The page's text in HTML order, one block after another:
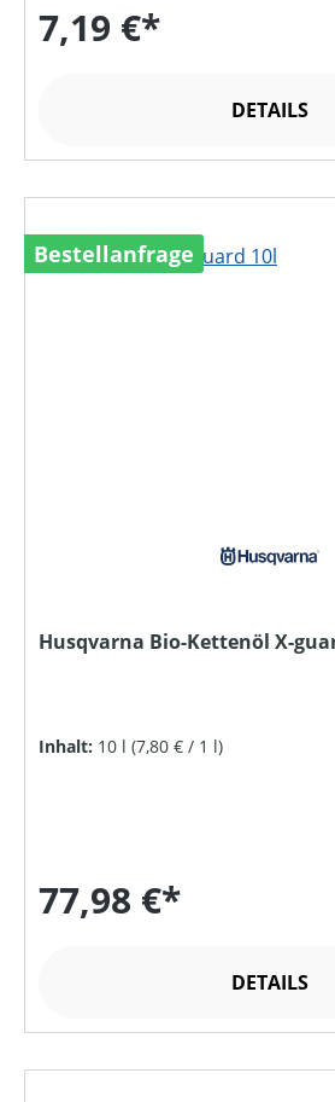
7,19 €*
DETAILS
Bestellanfrage
Husqvarna Bio-Kettenöl X-
Inhalt: 10 l (7,80 € / 1 l)
77,98 €*
DETAILS